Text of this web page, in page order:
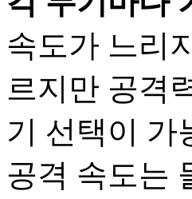
속도가 느리
르지만 공격
기 선택이 가
공격 속도는